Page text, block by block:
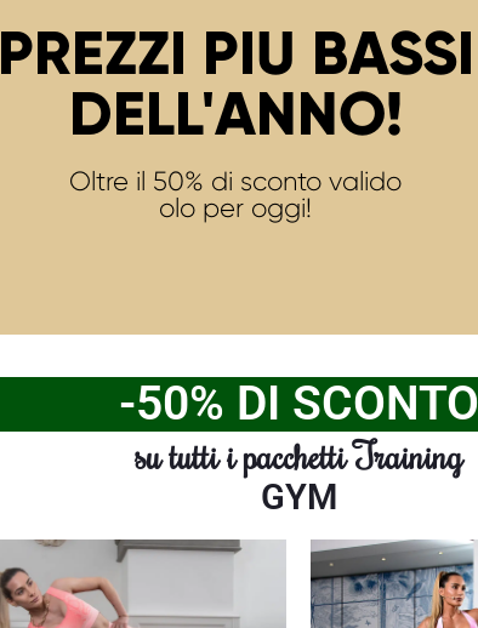
PREZZI PIU BASSI
DELL'ANNO!
Oltre il 50% di sconto valido
olo per oggi!
-50% DI SCONTO
su tutti i pacchetti Training
GYM